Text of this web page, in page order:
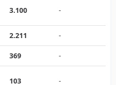
3.100 -
2.211 -
369 -
103 -